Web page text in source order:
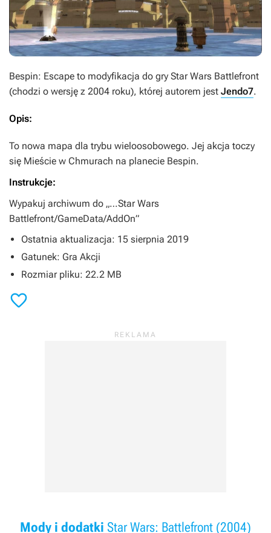
Bespin: Escape to modyfikacja do gry Star Wars Battlefront
(chodzi o wersję z 2004 roku), której autorem jest Jendo7.
Opis:
To nowa mapa dla trybu wieloosobowego. Jej akcja toczy
się Mieście w Chmurach na planecie Bespin.
Instrukcje:
Wypakuj archiwum do „…Star Wars
Battlefront/GameData/AddOn”
Ostatnia aktualizacja: 15 sierpnia 2019
Gatunek: Gra Akcji
Rozmiar pliku: 22.2 MB

Mody i dodatki Star Wars: Battlefront (2004)